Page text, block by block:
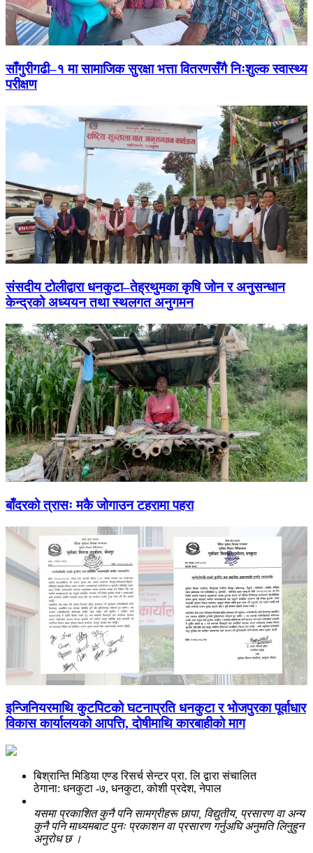
साँगुरीगढी–१ मा सामाजिक सुरक्षा भत्ता वितरणसँगै निःशुल्क स्वास्थ्य
परीक्षण
संसदीय टोलीद्वारा धनकुटा–तेह्रथुमका कृषि जोन र अनुसन्धान
केन्द्रको अध्ययन तथा स्थलगत अनुगमन
बाँदरको त्रासः मकै जोगाउन टहरामा पहरा
इन्जिनियरमाथि कुटपिटको घटनाप्रति धनकुटा र भोजपुरका पूर्वाधार
विकास कार्यालयको आपत्ति, दोषीमाथि कारबाहीको माग
बिश्रान्ति मिडिया एण्ड रिसर्च सेन्टर प्रा. लि द्वारा संचालित
ठेगाना: धनकुटा -७, धनकुटा, कोशी प्रदेश, नेपाल
यसमा प्रकाशित कुनै पनि सामग्रीहरू छापा, विद्युतीय, प्रसारण वा अन्य
कुनै पनि माध्यमबाट पुनः प्रकाशन वा प्रसारण गर्नुअघि अनुमति लिनुहुन
अनुरोध छ ।